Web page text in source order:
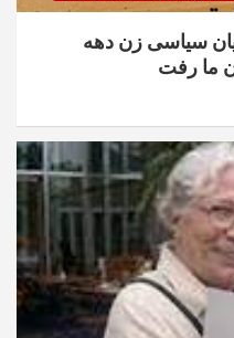
سیاسی زن دهه
ما رفت